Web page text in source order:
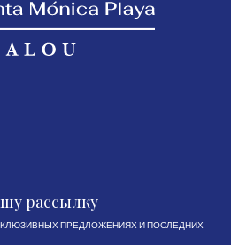
рассылку
ПРЕДЛОЖЕНИЯХ И ПОСЛЕДНИХ